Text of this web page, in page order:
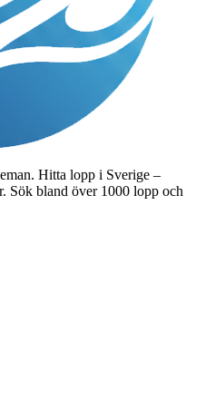
Hitta lopp i Sverige –
Sök bland över 1000 lopp och